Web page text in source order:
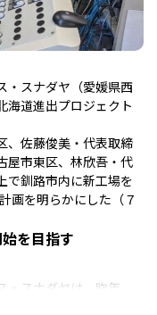
・スナダヤ（愛媛県西
海道進出プロジェクト
、佐藤俊美・代表取締
屋市東区、林欣吾・代
で釧路市内に新工場を
画を明らかにした（７
を目指す
・スナダヤは、昨年